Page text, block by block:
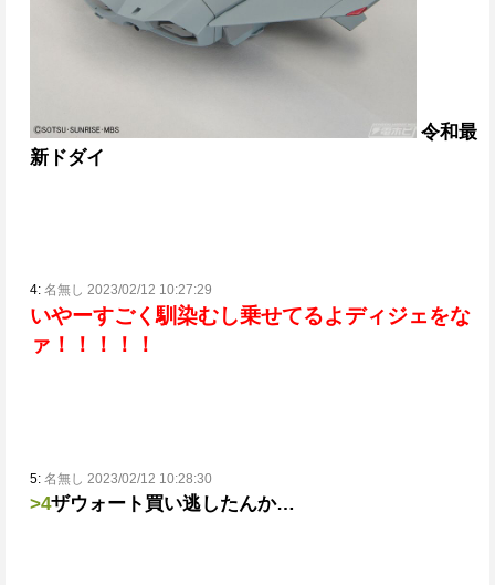
令和最
新ドダイ
4: 名無し 2023/02/12 10:27:29
いやーすごく馴染むし乗せてるよディジェをな
ァ！！！！！
5: 名無し 2023/02/12 10:28:30
>4ザウォート買い逃したんか…